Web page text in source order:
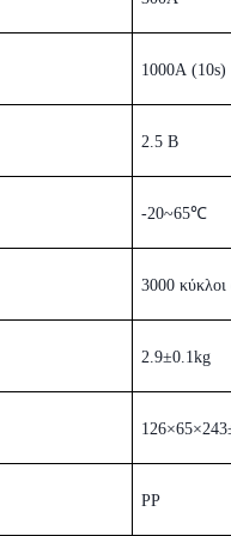
1000A (10s)
2.5 Β
-20~65℃
3000 κύκλοι
2.9±0.1kg
PP